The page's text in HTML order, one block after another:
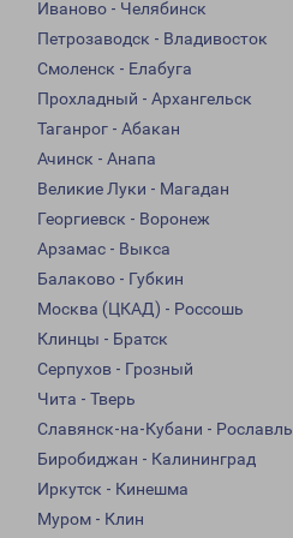
Иваново - Челябинск
Петрозаводск - Владивосток
Смоленск - Елабуга
Прохладный - Архангельск
Таганрог - Абакан
Ачинск - Анапа
Великие Луки - Магадан
Георгиевск - Воронеж
Арзамас - Выкса
Балаково - Губкин
Москва (ЦКАД) - Россошь
Клинцы - Братск
Серпухов - Грозный
Чита - Тверь
Славянск-на-Кубани - Рославль
Биробиджан - Калининград
Иркутск - Кинешма
Муром - Клин